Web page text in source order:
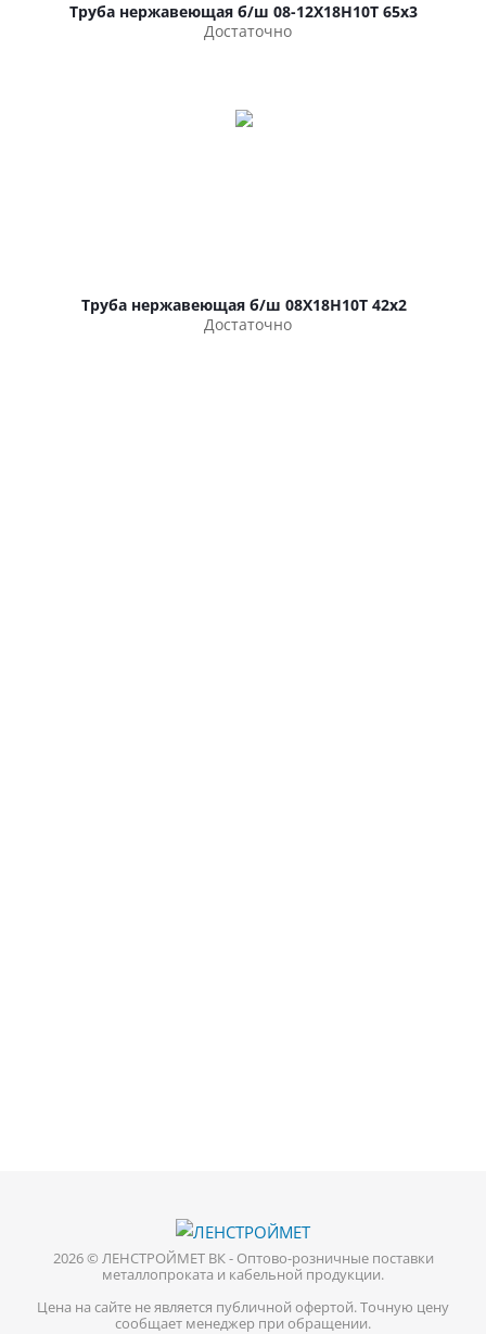
Труба нержавеющая б/ш 08-12Х18Н10Т 65х3
Достаточно
Труба нержавеющая б/ш 08Х18Н10Т 42х2
Достаточно
2026 © ЛЕНСТРОЙМЕТ ВК - Оптово-розничные поставки
металлопроката и кабельной продукции.
Цена на сайте не является публичной офертой. Точную цену
сообщает менеджер при обращении.